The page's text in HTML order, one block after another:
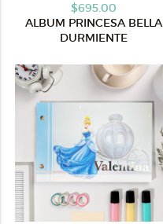
$695.00
ALBUM PRINCESA BELLA
DURMIENTE